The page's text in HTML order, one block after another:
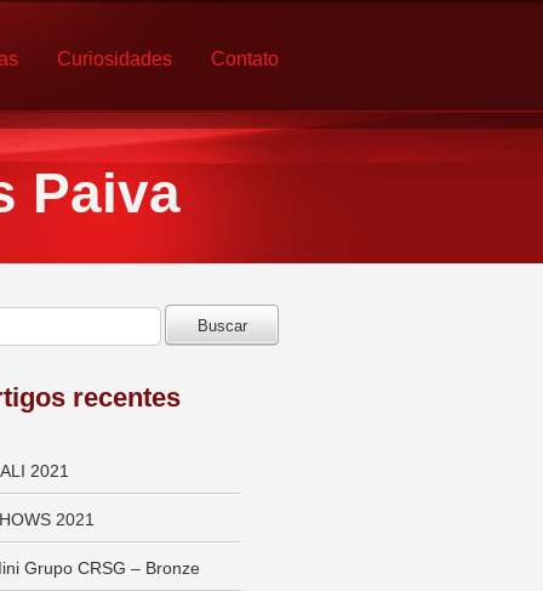
Curiosidades Contato
Paiva
recentes
2021
2021
Grupo CRSG – Bronze